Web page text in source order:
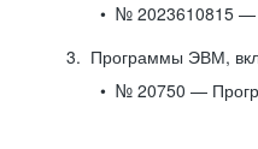
№ 2023610815 —
Программы ЭВМ,
№ 20750 —